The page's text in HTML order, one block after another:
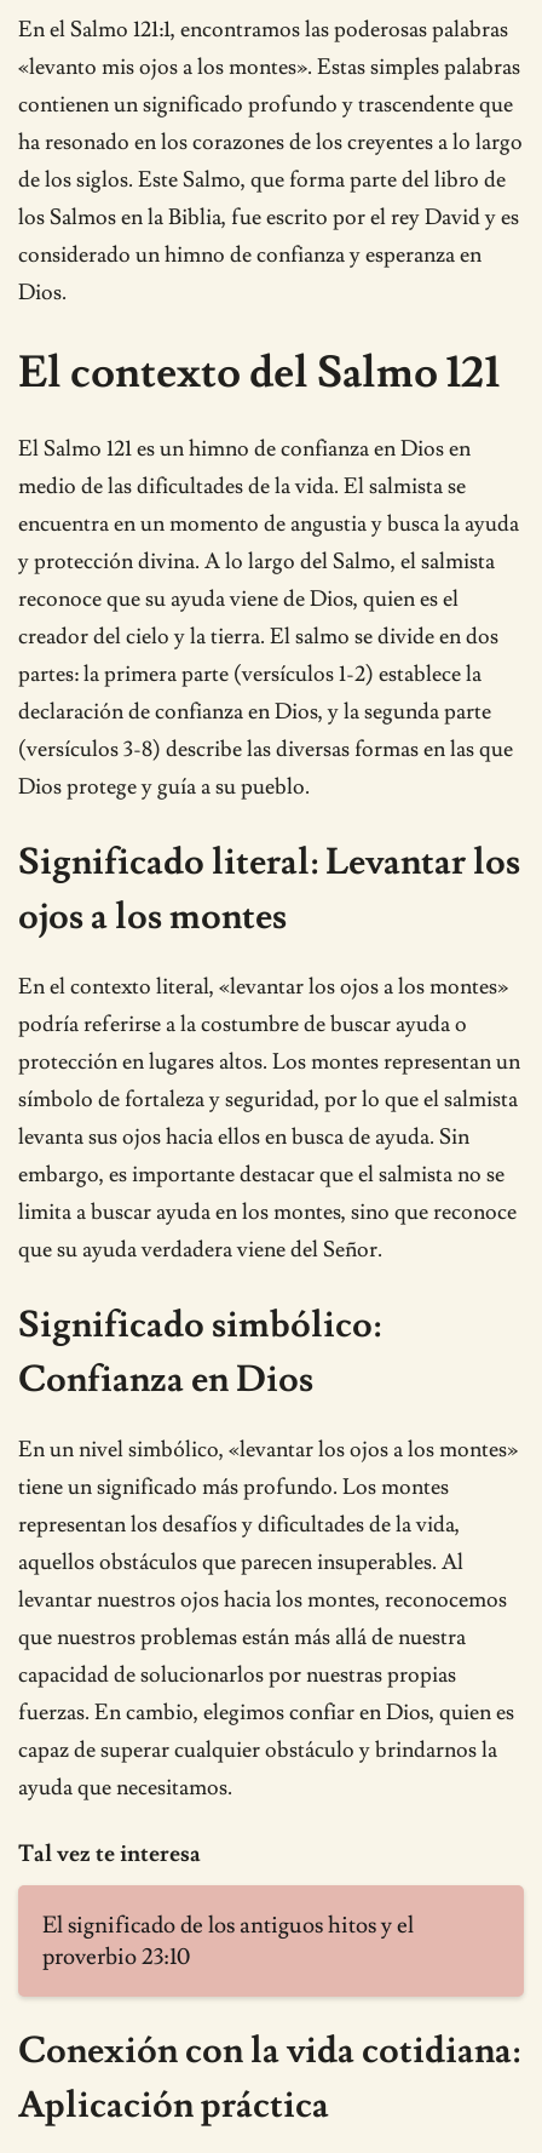
En el Salmo 121:1, encontramos las poderosas palabras
«levanto mis ojos a los montes». Estas simples palabras
contienen un significado profundo y trascendente que
ha resonado en los corazones de los creyentes a lo largo
de los siglos. Este Salmo, que forma parte del libro de
los Salmos en la Biblia, fue escrito por el rey David y es
considerado un himno de confianza y esperanza en
Dios.
El contexto del Salmo 121
El Salmo 121 es un himno de confianza en Dios en
medio de las dificultades de la vida. El salmista se
encuentra en un momento de angustia y busca la ayuda
y protección divina. A lo largo del Salmo, el salmista
reconoce que su ayuda viene de Dios, quien es el
creador del cielo y la tierra. El salmo se divide en dos
partes: la primera parte (versículos 1-2) establece la
declaración de confianza en Dios, y la segunda parte
(versículos 3-8) describe las diversas formas en las que
Dios protege y guía a su pueblo.
Significado literal: Levantar los
ojos a los montes
En el contexto literal, «levantar los ojos a los montes»
podría referirse a la costumbre de buscar ayuda o
protección en lugares altos. Los montes representan un
símbolo de fortaleza y seguridad, por lo que el salmista
levanta sus ojos hacia ellos en busca de ayuda. Sin
embargo, es importante destacar que el salmista no se
limita a buscar ayuda en los montes, sino que reconoce
que su ayuda verdadera viene del Señor.
Significado simbólico:
Confianza en Dios
En un nivel simbólico, «levantar los ojos a los montes»
tiene un significado más profundo. Los montes
representan los desafíos y dificultades de la vida,
aquellos obstáculos que parecen insuperables. Al
levantar nuestros ojos hacia los montes, reconocemos
que nuestros problemas están más allá de nuestra
capacidad de solucionarlos por nuestras propias
fuerzas. En cambio, elegimos confiar en Dios, quien es
capaz de superar cualquier obstáculo y brindarnos la
ayuda que necesitamos.
Tal vez te interesa
El significado de los antiguos hitos y el
proverbio 23:10
Conexión con la vida cotidiana:
Aplicación práctica